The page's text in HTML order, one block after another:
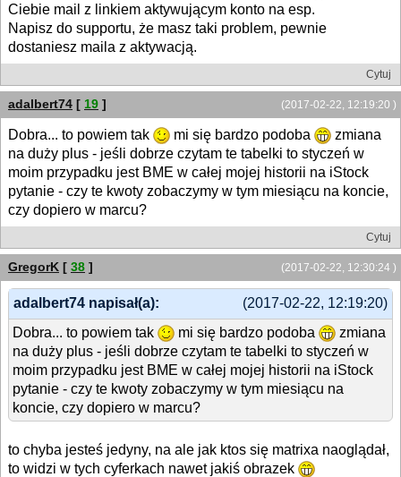
Ciebie mail z linkiem aktywującym konto na esp.
Napisz do supportu, że masz taki problem, pewnie
dostaniesz maila z aktywacją.
Cytuj
(2017-02-22, 12:19:20 )
adalbert74 [ 19 ]
Dobra... to powiem tak mi się bardzo podoba
zmiana
na duży plus - jeśli dobrze czytam te tabelki to styczeń w
moim przypadku jest BME w całej mojej historii na iStock
pytanie - czy te kwoty zobaczymy w tym miesiącu na koncie,
czy dopiero w marcu?
Cytuj
(2017-02-22, 12:30:24 )
GregorK [ 38 ]
(2017-02-22, 12:19:20)
adalbert74 napisał(a):
Dobra... to powiem tak
mi się bardzo podoba
zmiana
na duży plus - jeśli dobrze czytam te tabelki to styczeń w
moim przypadku jest BME w całej mojej historii na iStock
pytanie - czy te kwoty zobaczymy w tym miesiącu na
koncie, czy dopiero w marcu?
to chyba jesteś jedyny, na ale jak ktos się matrixa naoglądał,
to widzi w tych cyferkach nawet jakiś obrazek